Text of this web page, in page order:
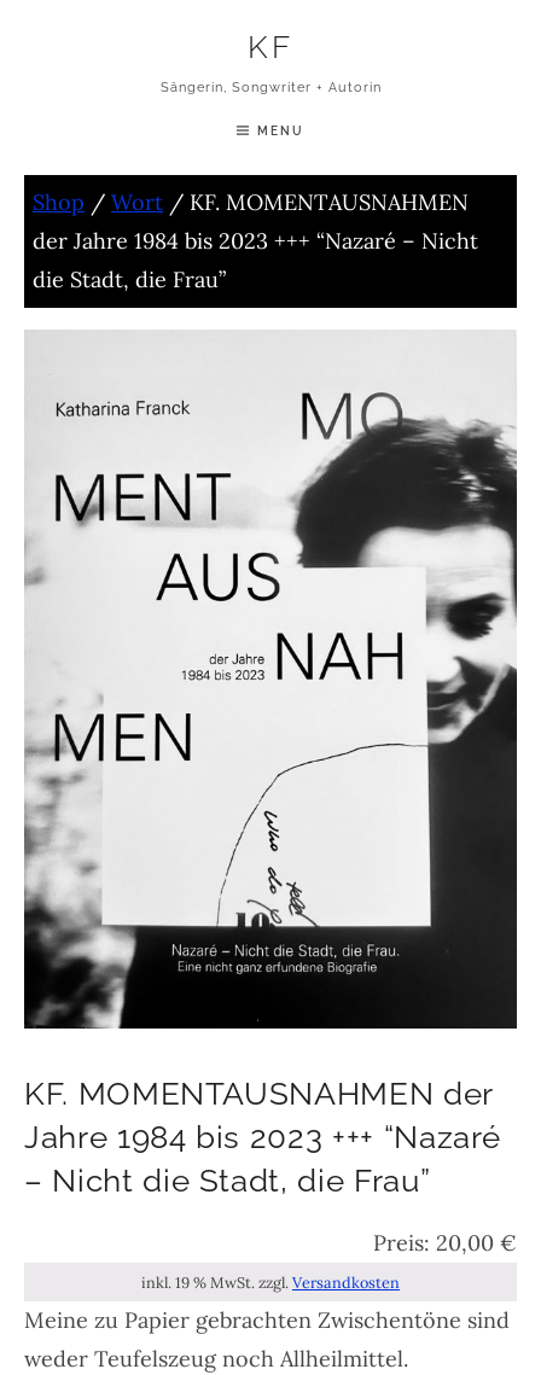
KF
Sängerin, Songwriter + Autorin
MENU
Shop / Wort / KF. MOMENTAUSNAHMEN
der Jahre 1984 bis 2023 +++ “Nazaré – Nicht
die Stadt, die Frau”
KF. MOMENTAUSNAHMEN der
Jahre 1984 bis 2023 +++ “Nazaré
– Nicht die Stadt, die Frau”
20,00 €
inkl. 19 % MwSt.zzgl.Versandkosten
Meine zu Papier gebrachten Zwischentöne sind
weder Teufelszeug noch Allheilmittel.